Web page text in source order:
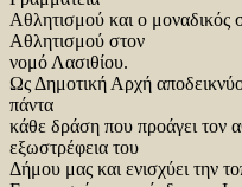
Αθλητισμού και ο μοναδικός
Αθλητισμού στον
νομό Λασιθίου.
Ως Δημοτική Αρχή
πάντα
κάθε δράση που προάγει τον
εξωστρέφεια του
Δήμου μας και ενισχύει την